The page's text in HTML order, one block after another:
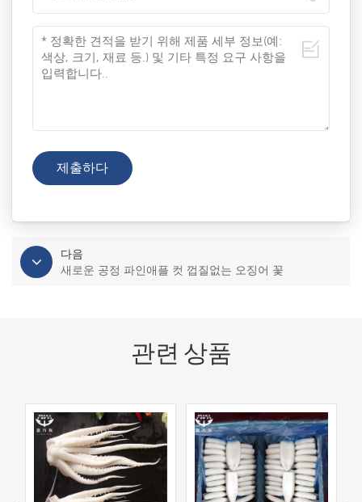
다음
새로운 공정 파인애플 컷 껍질없는 오징어 꽃
관련 상품